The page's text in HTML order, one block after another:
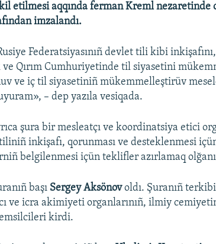
etilmesi aqqında ferman Kreml nezaretinde
imzalandı.
Federatsiyasınıñ devlet tili kibi
Qırım Cumhuriyetinde til siyasetini
ve iç til siyasetiniñ mükemmelleştirüv
– dep yazıla vesiqada.
şura bir mesleatçı ve koordinatsiya etici
tiliniñ inkişafı, qorunması ve desteklenmesi
belgilenmesi içün teklifler azırlamaq
başı Sergey Aksönovoldı. Şuranıñ
ve icra akimiyeti organlarınıñ, ilmiy
kirdi.